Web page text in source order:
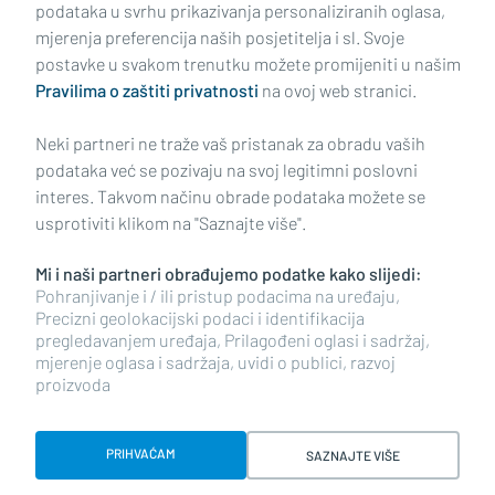
Impressum Uvjeti korištenja Politika privatnosti
Politika kolačića Kontakt Pritužbe Suradnici
Oglašavanje
RUBRIKE
BRODSKO-POSAVSKA ŽUPANIJA
POŽEŠKO-SLAVONSKA ŽUPANIJA
podataka u svrhu prikazivanja personaliziranih oglasa,
mjerenja preferencija naših posjetitelja i sl. Svoje
postavke u svakom trenutku možete promijeniti u našim
Pravilima o zaštiti privatnosti na ovoj web stranici.
Neki partneri ne traže vaš pristanak za obradu vaših
podataka već se pozivaju na svoj legitimni poslovni
interes. Takvom načinu obrade podataka možete se
usprotiviti klikom na "Saznajte više".
Mi i naši partneri obrađujemo podatke kako slijedi:
Pohranjivanje i / ili pristup podacima na uređaju,
Precizni geolokacijski podaci i identifikacija
pregledavanjem uređaja, Prilagođeni oglasi i sadržaj,
mjerenje oglasa i sadržaja, uvidi o publici, razvoj
proizvoda
PRIHVAĆAM SAZNAJTE VIŠE